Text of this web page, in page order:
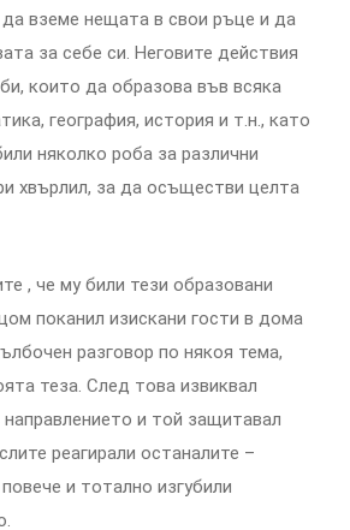
вземе нещата в свои ръце и да
за себе си. Неговите действия
които да образова във всяка
география, история и т.н., като
няколко роба за различни
хвърлил, за да осъществи целта
, че му били тези образовани
поканил изискани гости в дома
разговор по някоя тема,
теза. След това извиквал
и той защитавал
реагирали останалите –
и тотално изгубили